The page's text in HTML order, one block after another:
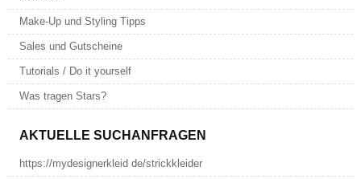
Make-Up und Styling Tipps
Sales und Gutscheine
Tutorials / Do it yourself
Was tragen Stars?
AKTUELLE SUCHANFRAGEN
https://mydesignerkleid de/strickkleider